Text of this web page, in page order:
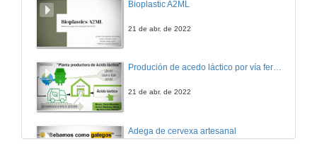
Bioplastic A2ML
21 de abr. de 2022
Produción de acedo láctico por vía fermentativa a partir de lactosuero como medio de cultivo
21 de abr. de 2022
Adega de cervexa artesanal